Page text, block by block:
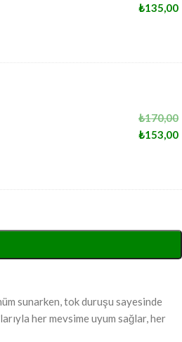
₺135,00
₺170,00
₺153,00
sunarken, tok duruşu sayesinde
her mevsime uyum sağlar, her